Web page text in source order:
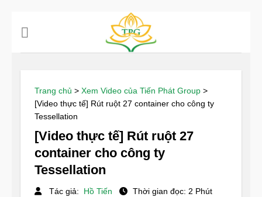
Trang chủ > Xem Video của Tiến Phát Group >
[Video thực tế] Rút ruột 27 container cho công ty
Tessellation
[Video thực tế] Rút ruột 27
container cho công ty
Tessellation
Tác giả: Hồ Tiến
Thời gian đọc: 2 Phút